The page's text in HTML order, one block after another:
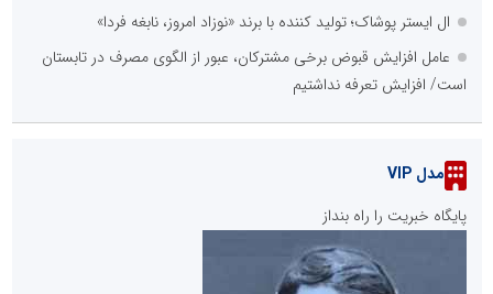
ال ایستر پوشاک؛ تولید کننده با برند «نوزاد امروز، نابغه فردا»
عامل افزایش قبوض برخی مشترکان، عبور از الگوی مصرف در تابستان
است/ افزایش تعرفه نداشتیم
مدل VIP
پایگاه خبریت را راه بنداز